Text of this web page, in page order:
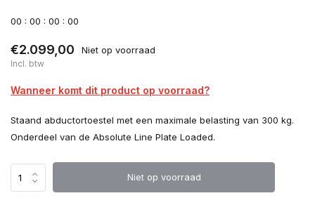
00 : 00 : 00 : 00
€2.099,00 Niet op voorraad
Incl. btw
Wanneer komt dit product op voorraad?
Staand abductortoestel met een maximale belasting van 300 kg.
Onderdeel van de Absolute Line Plate Loaded.
Niet op voorraad